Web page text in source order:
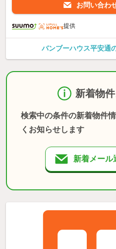
お問い合わ
提供
バンブーハウス平安通
新着物
検索中の条件の新着物件
くお知らせします
新着メール